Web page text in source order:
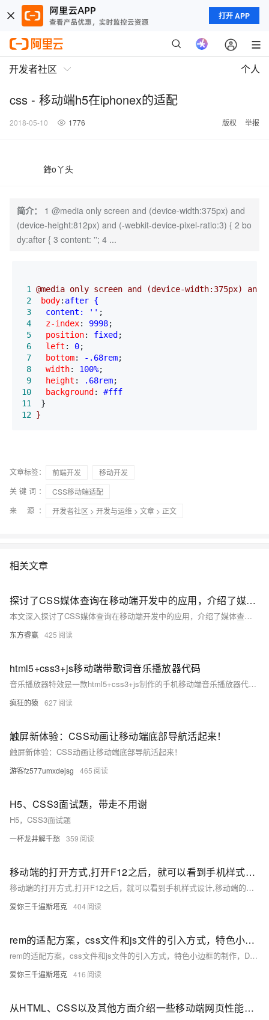
打开 APP
开发者社区 个人
css - 移动端h5在iphonex的适配
2018-05-10 1776 版权 举报
鋒o丫头
简介：
1 @media only screen and (device-width:375px) and
(device-height:812px) and (-webkit-device-pixel-ratio:3) { 2 bo
dy:after { 3 content: ''; 4 ...
1
@media only screen and (device-width:375px)
2
body:
3
  content: ''
4
  z-index
: 9998
5
  position
: fixed
6
  left
: 0
7
  bottom
: -.68rem
8
  width
: 100%
9
  height
: .68rem
10
  background
:
11
12 }
文章标签： 前端开发
移动开发
关键词：
CSS移动端适配
来 源：
开发者社区 > 开发与运维 > 文章 > 正文
相关文章
探讨了CSS媒体查询在移动端开发中的应用，介绍了媒体查询的基本概念、常见条件及其在响应式布局、导航菜单、图片优化和字体调整等方面的具体应用
本文深入探讨了CSS媒体查询在移动端开发中的应用，介绍了媒体查询的基本概念、常见条件及其在响应式布局、导航菜单、图片优化和字体调整等方面的具体应用。通过实际案例分析和注意事项的讨论，旨在帮助开发者更好地理解和运用媒体查询，提升移动端用户体验。
东方睿赢 425
html5+css3+js移动端带歌词音乐播放器代码
音乐播放器特效是一款html5+css3+js制作的手机移动端音乐播放器代码，带歌词显示。包括支持单曲循环，歌词显示，歌曲搜索，音量控制，列表循环等功能。利用json获取音乐歌单和歌词，基于html5 audio属性手机音乐播放器代码。
疯狂的猿 627
触屏新体验：CSS动画让移动端底部导航活起来！
触屏新体验：CSS动画让移动端底部导航活起来！
游客fz577umxdejsg 465
H5、CSS3面试题，带走不用谢
H5，CSS3面试题
一杯龙井解千愁 359
移动端的打开方式,打开F12之后，就可以看到手机样式设计,移动端的初始化使用normalize.css代码库录到,box-sizing: border-box； 定宽度为多少就是多少，代码库,移动端
移动端的打开方式,打开F12之后，就可以看到手机样式设计,移动端的初始化使用normalize.css代码库录到,box-sizing: border-box； 定宽度为多少就是多少，代码库,移动端
爱你三千遍斯塔克 404
rem的适配方案，css文件和js文件的引入方式，特色小边框的制作，DS-Digital.ttf数字展示屏的使用方法：，自适应图片 background-size，jQuery爆bug,a和盒子居中,
rem的适配方案，css文件和js文件的引入方式，特色小边框的制作，DS-Digital.ttf数字展示屏的使用方法：，自适应图片 background-size，jQuery爆bug,a和盒子居中,
爱你三千遍斯塔克 416
从HTML、CSS以及其他方面介绍一些移动端网页性能优化的策略